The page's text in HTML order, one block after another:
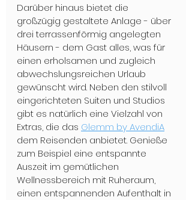
Darüber hinaus bietet die
großzügig gestaltete Anlage - über
drei terrassenförmig angelegten
Häusern - dem Gast alles, was für
einen erholsamen und zugleich
abwechslungsreichen Urlaub
gewünscht wird. Neben den stilvoll
eingerichteten Suiten und Studios
gibt es natürlich eine Vielzahl von
Extras, die das Glemm by AvendiA
dem Reisenden anbietet. Genieße
zum Beispiel eine entspannte
Auszeit im gemütlichen
Wellnessbereich mit Ruheraum,
einen entspannenden Aufenthalt in